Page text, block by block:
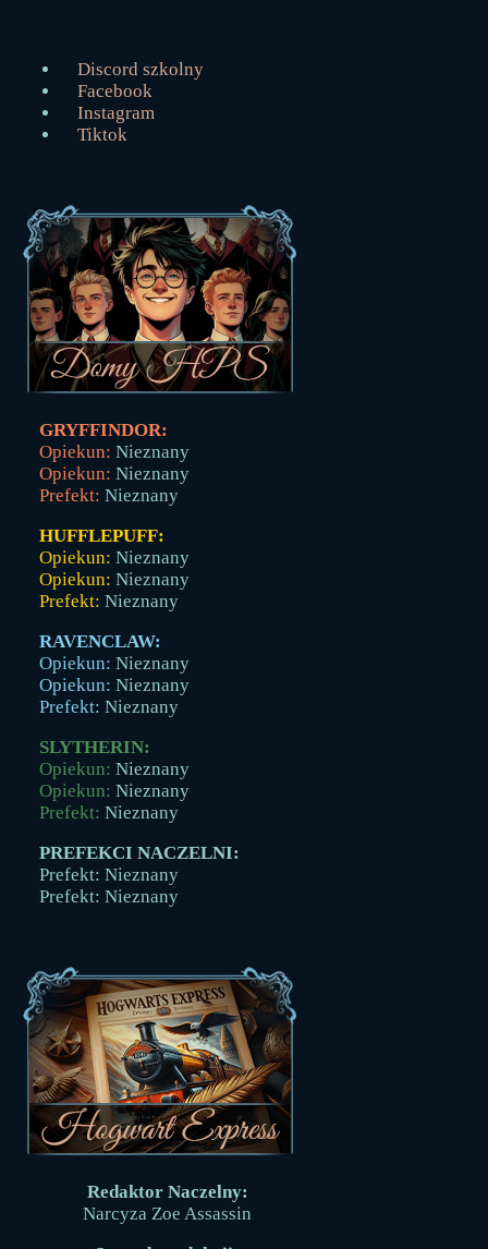
Discord szkolny
Facebook
Instagram
Tiktok
GRYFFINDOR:
Opiekun: Nieznany
Opiekun: Nieznany
Prefekt: Nieznany
HUFFLEPUFF:
Opiekun: Nieznany
Opiekun: Nieznany
Prefekt: Nieznany
RAVENCLAW:
Opiekun: Nieznany
Opiekun: Nieznany
Prefekt: Nieznany
SLYTHERIN:
Opiekun: Nieznany
Opiekun: Nieznany
Prefekt: Nieznany
PREFEKCI NACZELNI:
Prefekt: Nieznany
Prefekt: Nieznany
Redaktor Naczelny:
Narcyza Zoe Assassin